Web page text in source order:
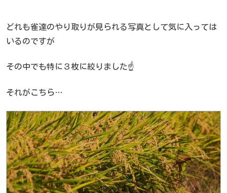
どれも雀達のやり取りが見られる写真として気に入っては
いるのですが
その中でも特に３枚に絞りました☝️
それがこちら…